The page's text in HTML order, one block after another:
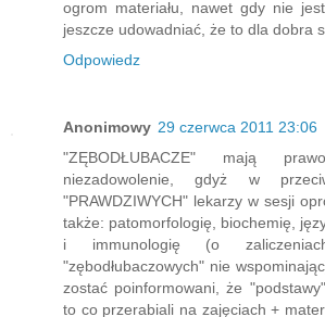
ogrom materiału, nawet gdy nie
jeszcze udowadniać, że to dla dobra
Odpowiedz
Anonimowy 29 czerwca 2011 23:06
"ZĘBODŁUBACZE" mają
niezadowolenie, gdyż w
"PRAWDZIWYCH" lekarzy w sesji
także: patomorfologię, biochemię,
i immunologię (o
"zębodłubaczowych" nie
zostać poinformowani, że
to co przerabiali na zajęciach +